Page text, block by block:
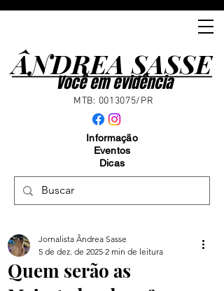
ÂNDREA SASSE
ÂNDREA SASSE
Você em evidência
MTB: 0013075/PR
Informação
Eventos
Dicas
Quem serão as
Jornalista Ândrea Sasse
5 de dez. de 2025 2 min de leitura